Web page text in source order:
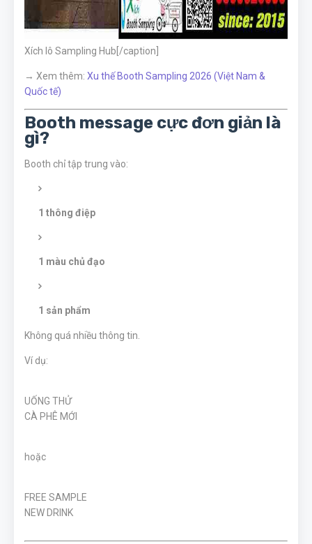
Xích lô Sampling Hub[/caption]
→ Xem thêm: Xu thế Booth Sampling 2026 (Việt Nam &
Quốc tế)
Booth message cực đơn giản là
gì?
Booth chỉ tập trung vào:
1 thông điệp
1 màu chủ đạo
1 sản phẩm
Không quá nhiều thông tin.
Ví dụ:
UỐNG THỬ
CÀ PHÊ MỚI
hoặc
FREE SAMPLE
NEW DRINK